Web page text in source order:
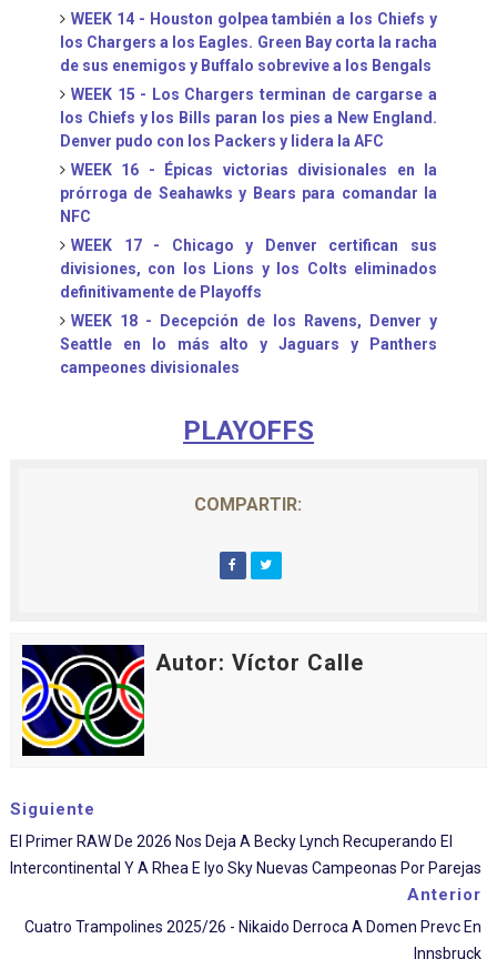
WEEK 14 - Houston golpea también a los Chiefs y
los Chargers a los Eagles. Green Bay corta la racha
de sus enemigos y Buffalo sobrevive a los Bengals
WEEK 15 - Los Chargers terminan de cargarse a
los Chiefs y los Bills paran los pies a New England.
Denver pudo con los Packers y lidera la AFC
WEEK 16 - Épicas victorias divisionales en la
prórroga de Seahawks y Bears para comandar la
NFC
WEEK 17 - Chicago y Denver certifican sus
divisiones, con los Lions y los Colts eliminados
definitivamente de Playoffs
WEEK 18 - Decepción de los Ravens, Denver y
Seattle en lo más alto y Jaguars y Panthers
campeones divisionales
PLAYOFFS
COMPARTIR:
Autor: Víctor Calle
Siguiente
El Primer RAW De 2026 Nos Deja A Becky Lynch Recuperando El
Intercontinental Y A Rhea E Iyo Sky Nuevas Campeonas Por Parejas
Anterior
Cuatro Trampolines 2025/26 - Nikaido Derroca A Domen Prevc En
Innsbruck